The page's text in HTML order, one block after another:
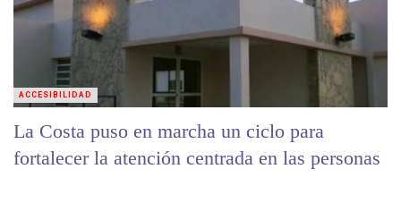
La Costa puso en marcha un ciclo para
fortalecer la atención centrada en las personas
ACCESIBILIDAD